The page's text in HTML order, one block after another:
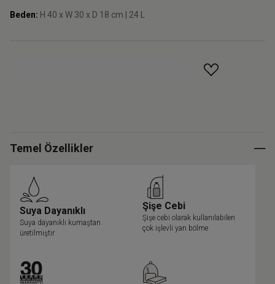
Beden: H 40 x W 30 x D 18 cm | 24 L
Temel Özellikler
Suya Dayanıklı
Suya dayanıklı kumaştan
üretilmiştir
Şişe Cebi
Şişe cebi olarak kullanılabilen
çok işlevli yan bölme